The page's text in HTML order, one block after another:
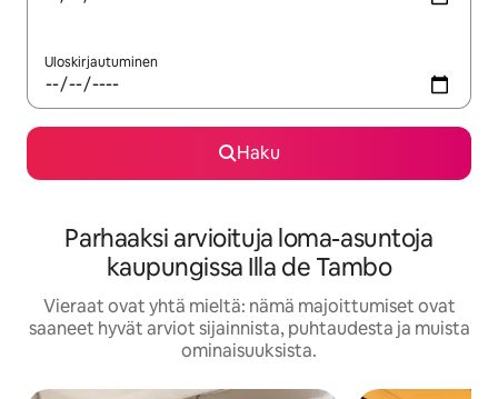
Uloskirjautuminen
Haku
Parhaaksi arvioituja loma-asuntoja
kaupungissa Illa de Tambo
Vieraat ovat yhtä mieltä: nämä majoittumiset ovat
saaneet hyvät arviot sijainnista, puhtaudesta ja muista
ominaisuuksista.